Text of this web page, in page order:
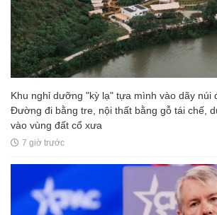
Khu nghỉ dưỡng "kỳ lạ" tựa mình vào dãy núi
Đường đi bằng tre, nội thất bằng gỗ tái chế,
vào vùng đất cổ xưa
7 giờ trước